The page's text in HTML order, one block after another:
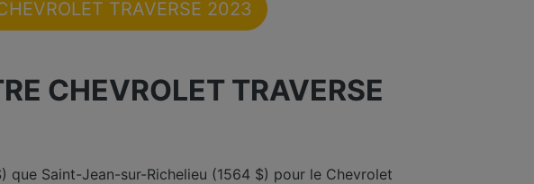
TRAVERSE 2023
CHEVROLET TRAVERSE
Saint-Jean-sur-Richelieu (1564 $) pour le Chevrolet